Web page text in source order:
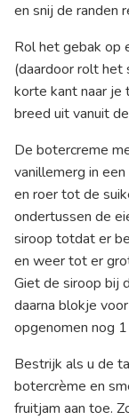
en snij de randen
Rol het gebak op
(daardoor rolt het
korte kant naar je
breed uit vanuit
De botercreme
vanillemerg in
en roer tot de
ondertussen de
siroop totdat er
en weer tot er
Giet de siroop bij
daarna blokje
opgenomen nog
Bestrijk als u de
botercrème en
fruitjam aan toe.